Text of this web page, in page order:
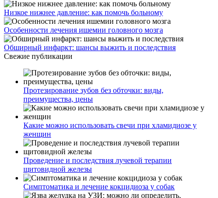
Низкое нижнее давление: как помочь больному
Особенности лечения ишемии головного мозга
Обширный инфаркт: шансы выжить и последствия
Свежие публикации
Протезирование зубов без обточки: виды,
преимущества, цены
Какие можно использовать свечи при хламидиозе у
женщин
Проведение и последствия лучевой терапии
щитовидной железы
Симптоматика и лечение кокцидиоза у собак